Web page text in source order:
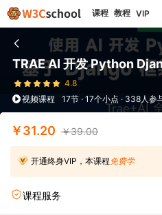
课程 教程 VIP
TRAE AI 开发 Python
4.8
视频课程
17节 · 17个小点 · 338人参
￥31.20 ￥39.00
开通终身VIP，本课程 免费学
课程服务